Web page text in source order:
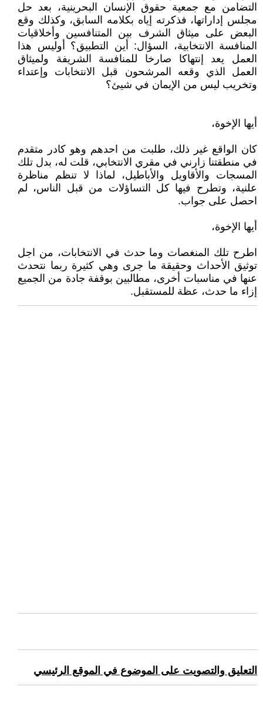
التضامن مع جمعية حقوق الإنسان البحرينية، بعد حل
مجلس إداراتها، فذكرته إياه بكلامه السابق، وكذلك وقع
البعض على ميثاق الشرف بين المتنافسين وأخلاقيات
المنافسة الانتخابية، السؤال: أين التطبيق؟ أوليس هذا
العمل يعد إنتهاكا صارخا للمنافسة الشريفة ولميثاق
العمل الذي وقعه المرشحون قبل الانتخابات وإعتداء
وتخريب ليس من الإيمان في شيئ؟
أيها الإخوة،
كان الواقع غير ذلك، طلبت من احدهم وهو كادر متقدم
في منطقتنا زارني في مقري الانتخابي، قلت له، بدل تلك
المسجات والأقاويل والأباطيل، لماذا لا تنظم مناظرة
علنية، وتطرح فيها كل التساؤلات من قبل الناس، لم
احصل على جواب.
أيها الإخوة،
اطرح تلك المنغصات وما حدث في الانتخابات، من اجل
توثيق الأحداث وحقيقة ما جرى وهي كثيرة ربما نتحدث
عنها في مناسبات أخرى، مطالبين بوقفة جادة من الجميع
إزاء ما حدث، عظة للمستقبل.
التعليق والتصويت على الموضوع في الموقع الرئيسي